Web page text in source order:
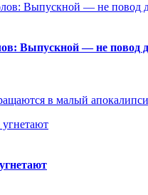
Выпускной — не повод
в малый